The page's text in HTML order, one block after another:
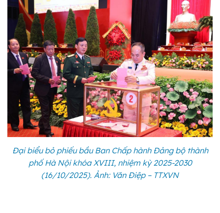
Đại biểu bỏ phiếu bầu Ban Chấp hành Đảng bộ thành
phố Hà Nội khóa XVIII, nhiệm kỳ 2025-2030
(16/10/2025). Ảnh: Văn Điệp – TTXVN